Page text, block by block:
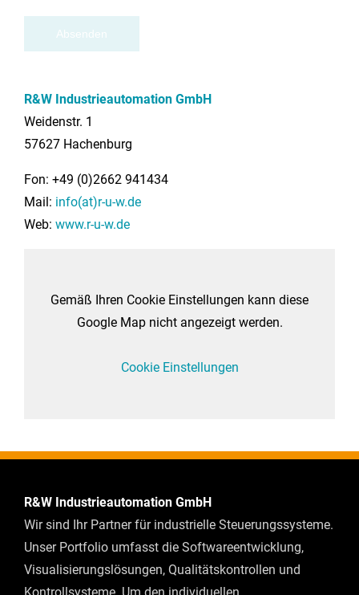
R&W Industrieautomation GmbH
Weidenstr. 1
57627 Hachenburg
Fon: +49 (0)2662 941434
Mail: info(at)r-u-w.de
Web: www.r-u-w.de
Gemäß Ihren Cookie Einstellungen kann diese
Google Map nicht angezeigt werden.
Cookie Einstellungen
R&W Industrieautomation GmbH
Wir sind Ihr Partner für industrielle Steuerungssysteme.
Unser Portfolio umfasst die Softwareentwicklung,
Visualisierungslösungen, Qualitätskontrollen und
Kontrollsysteme. Um den individuellen